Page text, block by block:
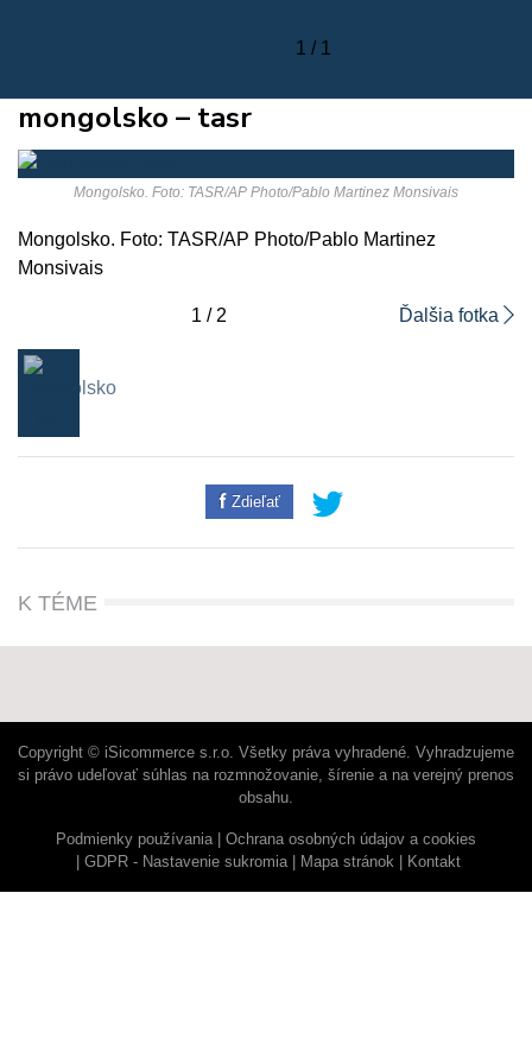
1 / 1
mongolsko – tasr
Mongolsko. Foto: TASR/AP Photo/Pablo Martinez Monsivais
Mongolsko. Foto: TASR/AP Photo/Pablo Martinez
Monsivais
1 / 2 Ďalšia fotka
Zdieľať
K TÉME
Copyright © iSicommerce s.r.o. Všetky práva vyhradené. Vyhradzujeme
si právo udeľovať súhlas na rozmnožovanie, šírenie a na verejný prenos
obsahu.
Podmienky používania
Ochrana osobných údajov a cookies
GDPR - Nastavenie sukromia
Mapa stránok Kontakt